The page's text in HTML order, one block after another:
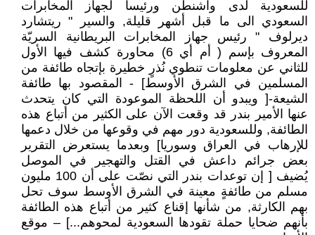
للسعودية لدى واشنطن ورئيساً لجهاز المخابرات
السعودي الى ما قبل أشهر قليلة, والسير " ريتشارد
ديرلوف " رئيس جهاز المخابرات البريطانية السريّة
المعروف بإسم ( أم أي 6) محاورة كشف فيها الأول
للثاني عن معلومات تنطوي نُذرٍ خطيرة بإتجاه طائفة من
المسلمين في الشرق الأوسط] - المقصود بها طائفة
الشيعة-[ ويبدو أن اللحظة الموعودة التي كان يتحدث
عنها الأمير بندر قد وقعت الآن على الكثير من أتباع هذه
الطائفة, وللسعودية دور مهم في وقوعها من خلال دعمها
للإرهاب في العراق وسوريا] وبعدما يستعرض التقرير
بعض جرائم داعش في القتل والتهجير في الموصل
يُضيف [ إن توعدات بندر التي نصّت على أن 100 مليون
مسلم من طائفةٍ معينة في الشرق الأوسط سوف تحل
بهم الكارثة, من شأنها إقناع كثير من أتباع هذه الطائفة
بأنهم ضحايا حملة تقودها السعودية لمحوهم...] – موقع